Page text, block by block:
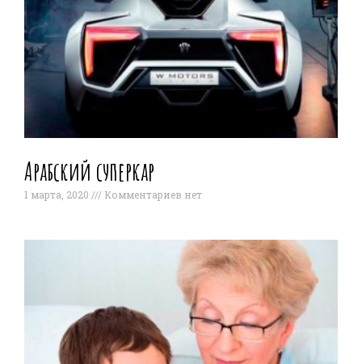
Арабский суперкар
1 марта, 2020 Комментариев нет